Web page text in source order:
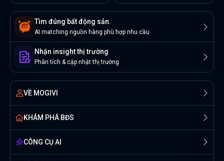
Tìm đúng bất động sản.
AI matching nguồn hàng phù hợp nhu cầu
Nhận insight thị trường
Phân tích & cập nhật thị trường
VỀ MOGIVI
KHÁM PHÁ BĐS
CÔNG CỤ AI